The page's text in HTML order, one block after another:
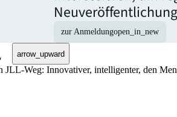
zur Anmeldungopen_in_new
arrow_upward
Weg: Innovativer, intelligenter, den